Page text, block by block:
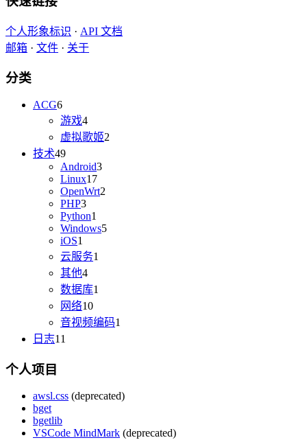
个人形象标识 · API 文档
邮箱 · 文件 · 关于
分类
ACG6
游戏4
虚拟歌姬2
技术49
Android3
Linux17
OpenWrt2
PHP3
Python1
Windows5
iOS1
云服务1
其他4
数据库1
网络10
音视频编码1
日志11
个人项目
awsl.css (deprecated)
bget
bgetlib
VSCode MindMark (deprecated)